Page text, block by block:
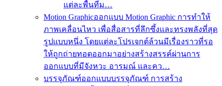
แต่ละพื้นที่ม…
Motion Graphicออกแบบ Motion Graphic การทำให้
ภาพเคลื่อนไหว เพื่อสื่อสารที่ลึกซึ้งและทรงพลังที่สุด
รูปแบบหนึ่ง โดยแต่ละโปรเจกต์ล้วนมีเรื่องราวที่รอ
ให้ถูกถ่ายทอดออกมาอย่างสร้างสรรค์ผ่านการ
ออกแบบที่มีจังหวะ อารมณ์ และคว…
บรรจุภัณฑ์ออกแบบบรรจุภัณฑ์ การสร้าง